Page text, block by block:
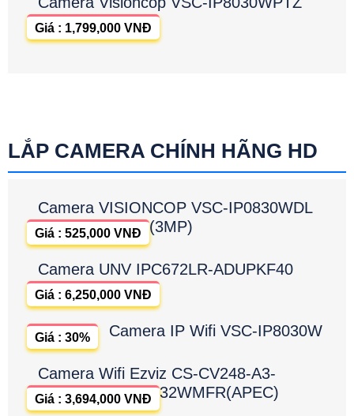
Giá : 1,799,000 VNĐ
LẮP CAMERA CHÍNH HÃNG HD
Camera VISIONCOP VSC-IP0830WDL
(3MP)
Giá : 525,000 VNĐ
Camera UNV IPC672LR-ADUPKF40
Giá : 6,250,000 VNĐ
Camera IP Wifi VSC-IP8030W
Giá : 30%
Camera Wifi Ezviz CS-CV248-A3-
32WMFR(APEC)
Giá : 3,694,000 VNĐ